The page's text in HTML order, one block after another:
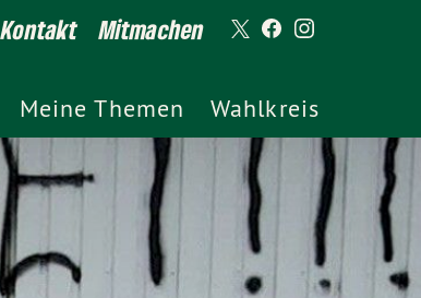
Kontakt Mitmachen
Meine Themen Wahlkreis